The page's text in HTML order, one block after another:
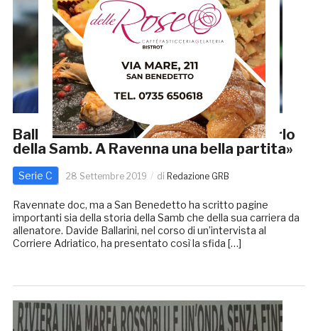
Ballardini: «Ho la pelle d’oca quando parlo
della Samb. A Ravenna una bella partita»
Serie C 28 Settembre 2019 di Redazione GRB
Ravennate doc, ma a San Benedetto ha scritto pagine
importanti sia della storia della Samb che della sua carriera da
allenatore. Davide Ballarini, nel corso di un’intervista al
Corriere Adriatico, ha presentato così la sfida […]